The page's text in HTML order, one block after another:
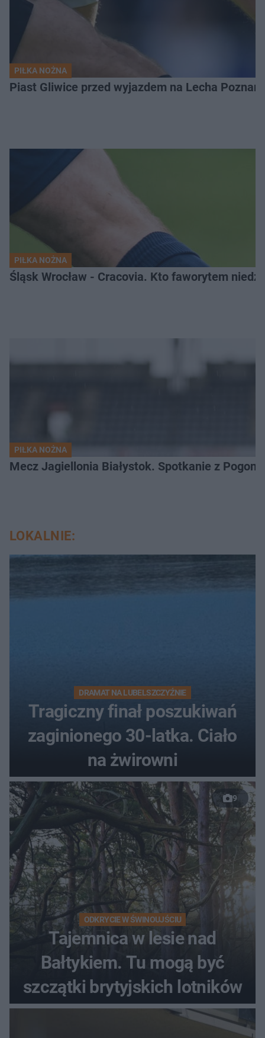
PIŁKA NOŻNA
Piast Gliwice przed wyjazdem na Lecha
PIŁKA NOŻNA
Śląsk Wrocław - Cracovia. Kto faworytem
PIŁKA NOŻNA
Mecz Jagiellonia Białystok. Spotkanie z
LOKALNIE:
DRAMAT NA LUBELSZCZYŹNIE
Tragiczny finał poszukiwań
zaginionego 30-latka. Ciało
na żwirowni
9
ODKRYCIE W ŚWINOUJŚCIU
Tajemnica w lesie nad
Bałtykiem. Tu mogą być
szczątki brytyjskich lotników